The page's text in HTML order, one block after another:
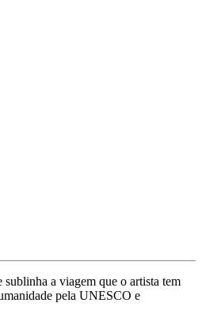
a viagem que o artista tem
pela UNESCO e